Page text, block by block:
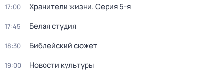
17:00 Хранители жизни. Серия 5-я
17:45 Белая студия
18:30 Библейский сюжет
19:00 Новости культуры